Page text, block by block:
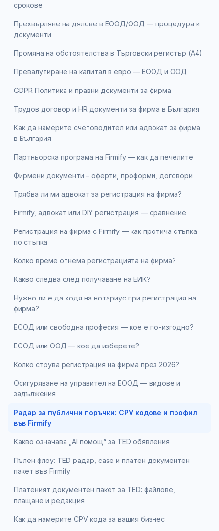
срокове
Прехвърляне на дялове в ЕООД/ООД — процедура и
документи
Промяна на обстоятелства в Търговски регистър (А4)
Превалутиране на капитал в евро — ЕООД и ООД
GDPR Политика и правни документи за фирма
Трудов договор и HR документи за фирма в България
Как да намерите счетоводител или адвокат за фирма
в България
Партньорска програма на Firmify — как да печелите
Фирмени документи – оферти, проформи, договори
Трябва ли ми адвокат за регистрация на фирма?
Firmify, адвокат или DIY регистрация — сравнение
Регистрация на фирма с Firmify — как протича стъпка
по стъпка
Колко време отнема регистрацията на фирма?
Какво следва след получаване на ЕИК?
Нужно ли е да ходя на нотариус при регистрация на
фирма?
ЕООД или свободна професия — кое е по-изгодно?
ЕООД или ООД — кое да изберете?
Колко струва регистрация на фирма през 2026?
Осигуряване на управител на ЕООД — видове и
задължения
Радар за публични поръчки: CPV кодове и профил
във Firmify
Какво означава „AI помощ“ за TED обявления
Пълен флоу: TED радар, case и платен документен
пакет във Firmify
Платеният документен пакет за TED: файлове,
плащане и редакция
Как да намерите CPV кода за вашия бизнес